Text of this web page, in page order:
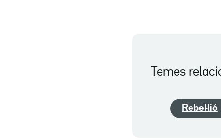
Temes
Rebel·lió